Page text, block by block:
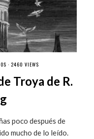
· 2460 VIEWS
Troya de R.
poco después de
mucho de lo leído.